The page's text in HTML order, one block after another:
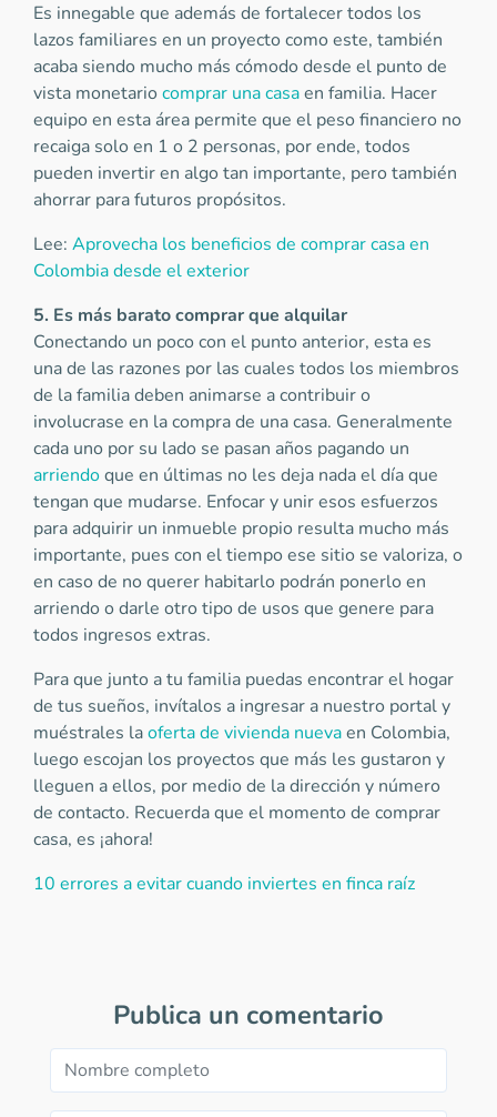
Es innegable que además de fortalecer todos los
lazos familiares en un proyecto como este, también
acaba siendo mucho más cómodo desde el punto de
vista monetariocomprar una casaen familia. Hacer
equipo en esta área permite que el peso financiero no
recaiga solo en 1 o 2 personas, por ende, todos
pueden invertir en algo tan importante, pero también
ahorrar para futuros propósitos.
Lee: Aprovecha los beneficios de comprar casa en
Colombia desde el exterior
5. Es más barato comprar que alquilar
Conectando un poco con el punto anterior, esta es
una de las razones por las cuales todos los miembros
de la familia deben animarse a contribuir o
involucrase en la compra de una casa. Generalmente
cada uno por su lado se pasan años pagando un
arriendoque en últimas no les deja nada el día que
tengan que mudarse. Enfocar y unir esos esfuerzos
para adquirir un inmueble propio resulta mucho más
importante, pues con el tiempo ese sitio se valoriza, o
en caso de no querer habitarlo podrán ponerlo en
arriendo o darle otro tipo de usos que genere para
todos ingresos extras.
Para que junto a tu familia puedas encontrar el hogar
de tus sueños, invítalos a ingresar a nuestro portal y
muéstrales laoferta de vivienda nuevaen Colombia,
luego escojan los proyectos que más les gustaron y
lleguen a ellos, por medio de la dirección y número
de contacto. Recuerda que el momento de comprar
casa, es ¡ahora!
10 errores a evitar cuando inviertes en finca raíz
Publica un comentario